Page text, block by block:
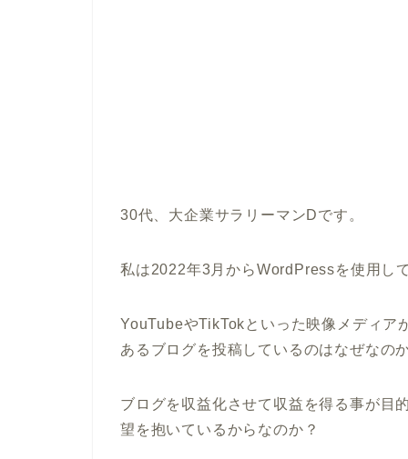
30代、大企業サラリーマンDです。
私は2022年3月からWordPressを使用し
YouTubeやTikTokといった映像メディア
あるブログを投稿しているのはなぜなの
ブログを収益化させて収益を得る事が目
望を抱いているからなのか？